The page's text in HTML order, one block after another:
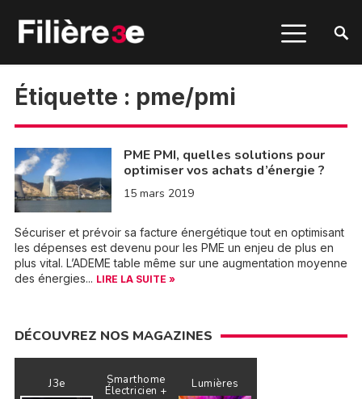
Étiquette : pme/pmi
PME PMI, quelles solutions pour
optimiser vos achats d’énergie ?
15 mars 2019
Sécuriser et prévoir sa facture énergétique tout en optimisant
les dépenses est devenu pour les PME un enjeu de plus en
plus vital. L’ADEME table même sur une augmentation moyenne
des énergies... LIRE LA SUITE »
DÉCOUVREZ NOS MAGAZINES
J3e Smarthome
Électricien + Lumières